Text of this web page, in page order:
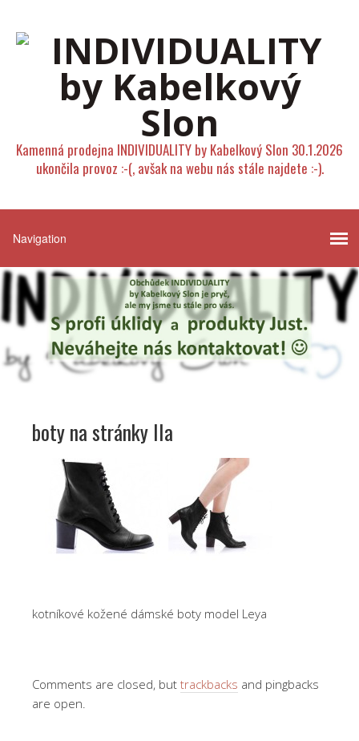
Kamenná prodejna INDIVIDUALITY by Kabelkový Slon 30.1.2026
ukončila provoz :-(, avšak na webu nás stále najdete :-).
boty na stránky IIa
kotníkové kožené dámské boty model Leya
Comments are closed, but trackbacks and pingbacks
are open.